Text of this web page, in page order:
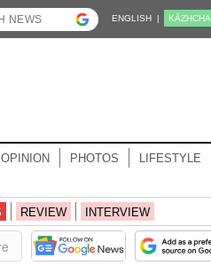
ENGLISH | KĀZHCHA
OPINION PHOTOS LIFESTYLE
REVIEW INTERVIEW